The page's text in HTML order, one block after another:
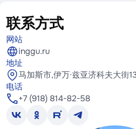
联系方式
网站
inggu.ru
地址
马加斯市,伊万·兹亚济科夫大街
电话
+7 (918) 814-82-58